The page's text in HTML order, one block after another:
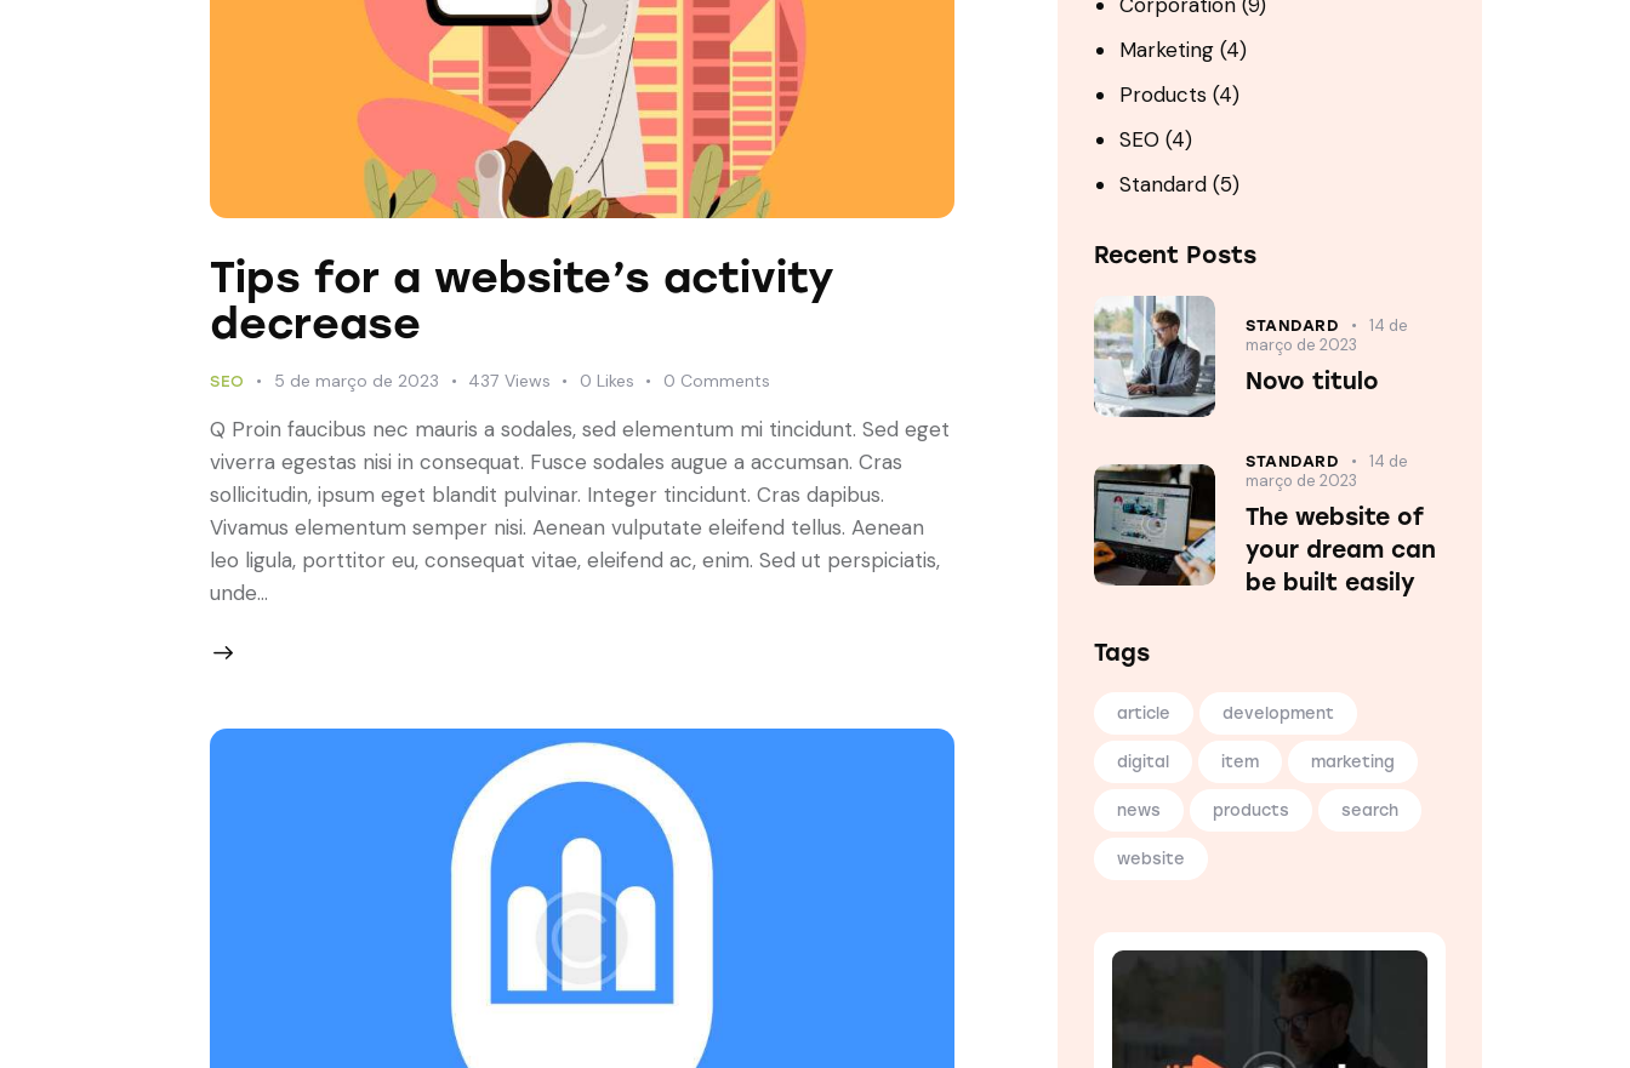
Tips for a website’s activity
decrease
SEO 5 de março de 2023 437 Views 0 Likes 0 Comments
Q Proin faucibus nec mauris a sodales, sed elementum mi tincidunt. Sed eget
viverra egestas nisi in consequat. Fusce sodales augue a accumsan. Cras
sollicitudin, ipsum eget blandit pulvinar. Integer tincidunt. Cras dapibus.
Vivamus elementum semper nisi. Aenean vulputate eleifend tellus. Aenean
leo ligula, porttitor eu, consequat vitae, eleifend ac, enim. Sed ut perspiciatis,
unde…
Corporation(9)
Marketing(4)
Products(4)
SEO (4)
Standard(5)
Recent Posts
STANDARD
14 de
março de 2023
Novo titulo
STANDARD
14 de
março de 2023
The website of
your dream can
be built easily
Tags
article development
digital item marketing
news products search
website